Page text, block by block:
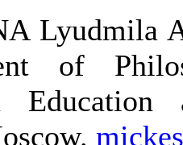
Lyudmila
of